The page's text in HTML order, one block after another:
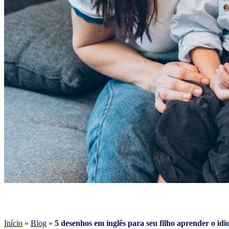
Início » Blog » 5 desenhos em inglês para seu filho aprender o